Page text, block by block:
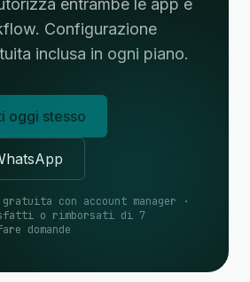
entrambe le app e
Configurazione
inclusa in ogni piano.
oggi stesso
con account manager ·
o rimborsati di 7
domande